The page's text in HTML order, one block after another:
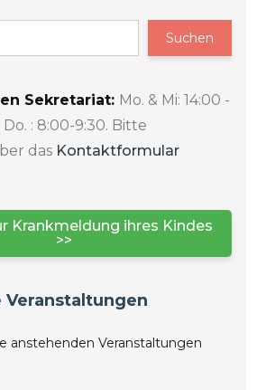
Suchen
Sekretariat: Mo. & Mi: 14:00 -
Do. : 8:00-9:30. Bitte
das Kontaktformular
Krankmeldung ihres Kindes
>>
anstehenden Veranstaltungen